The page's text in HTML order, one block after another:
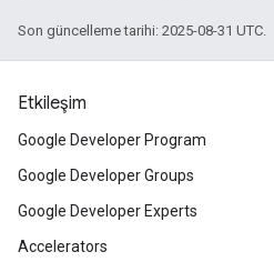
Son güncelleme tarihi: 2025-08-31 UTC.
Etkileşim
Google Developer Program
Google Developer Groups
Google Developer Experts
Accelerators